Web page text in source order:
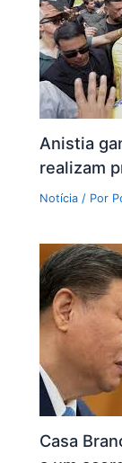
Anistia
realizam
Notícia / Por
Casa